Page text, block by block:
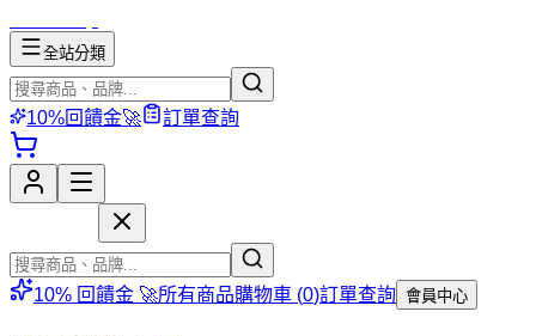
全站分類
10%回饋金🚀 訂單查詢
10% 回饋金 🚀所有商品購物車 (0)訂單查詢 會員中心